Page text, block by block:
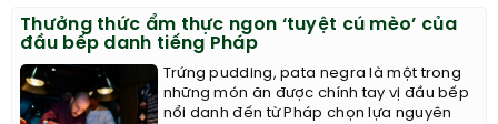
Thưởng thức ẩm thực ngon ‘tuyệt cú mèo’ của
đầu bếp danh tiếng Pháp
Trứng pudding, pata negra là một trong
những món ăn được chính tay vị đầu bếp
nổi danh đến từ Pháp chọn lựa nguyên